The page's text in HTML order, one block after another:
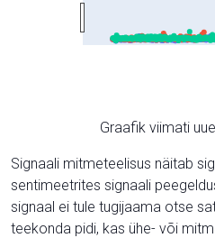
Graafik viimati
Signaali mitmeteelisus näitab
sentimeetrites signaali
signaal ei tule tugijaama otse
teekonda pidi, kas ühe- või